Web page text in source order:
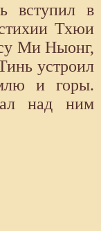
вступил в
Тхюи
Ми Ныонг,
устроил
и горы.
над ним